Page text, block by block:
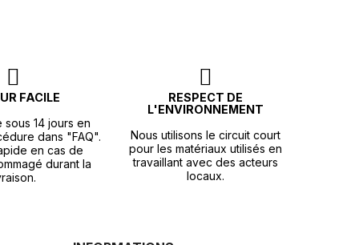
FACILE
sous 14 jours en
dans "FAQ".
en cas de
durant la
RESPECT DE
L'ENVIRONNEMENT
Nous utilisons le circuit court
pour les matériaux utilisés en
travaillant avec des acteurs
locaux.